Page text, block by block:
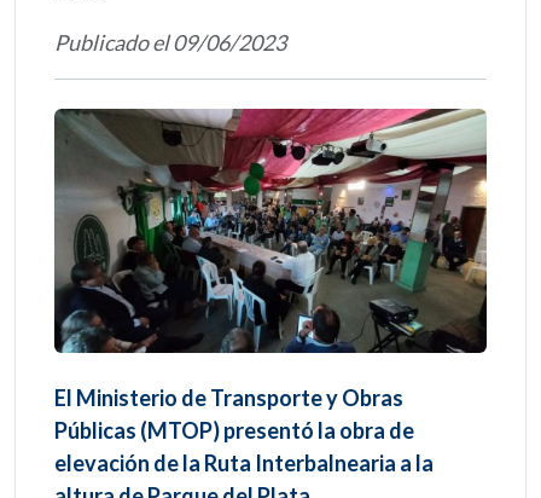
Publicado el 09/06/2023
El Ministerio de Transporte y Obras
Públicas (MTOP) presentó la obra de
elevación de la Ruta Interbalnearia a la